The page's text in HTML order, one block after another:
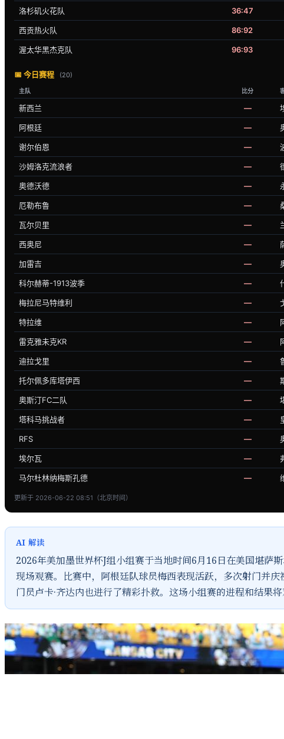
洛杉矶火花队 36:47
西贡热火队 86:92
渥太华黑杰克队 96:93
📅 今日赛程 (20)
主队 比分
新西兰 —
阿根廷 —
谢尔伯恩 —
沙姆洛克流浪者 —
奥德沃德 —
厄勒布鲁 —
瓦尔贝里 —
西奥尼 —
加雷吉 —
科尔赫蒂-1913波季 —
梅拉尼马特维利 —
特拉维 —
雷克雅未克KR —
迪拉戈里 —
托尔佩多库塔伊西 —
奥斯汀FC二队 —
塔科马挑战者 —
RFS —
埃尔瓦 —
马尔杜林纳梅斯孔德 —
更新于 2026-06-22 08:51（北京时间）
AI 解读
2026年美加墨世界杯J组小组赛于当地时间6月16日在美国堪萨
现场观赛。比赛中，阿根廷队球员梅西表现活跃，多次射门并
门员卢卡·齐达内也进行了精彩扑救。这场小组赛的进程和结果